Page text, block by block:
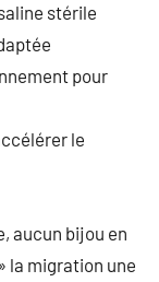
stérile
pour
le
aucun bijou en
la migration une